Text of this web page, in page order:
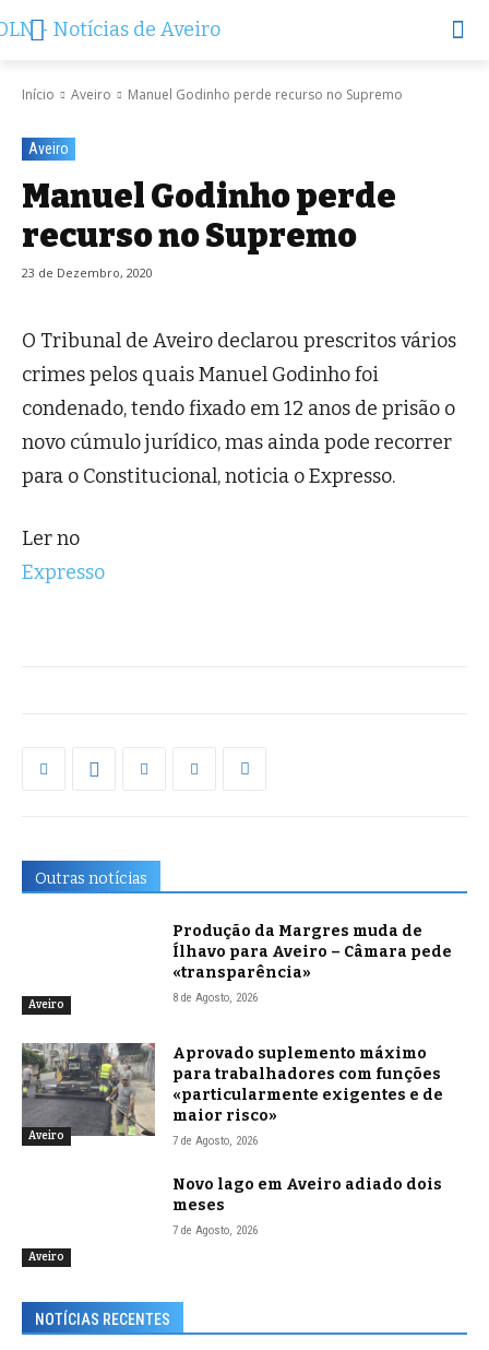
Início Aveiro Manuel Godinho perde recurso no Supremo
Aveiro
Manuel Godinho perde
recurso no Supremo
23 de Dezembro, 2020
O Tribunal de Aveiro declarou prescritos vários
crimes pelos quais Manuel Godinho foi
condenado, tendo fixado em 12 anos de prisão o
novo cúmulo jurídico, mas ainda pode recorrer
para o Constitucional, noticia o Expresso.
Ler no
Expresso
Outras notícias
Aveiro
Produção da Margres muda de
Ílhavo para Aveiro – Câmara pede
«transparência»
8 de Agosto, 2026
Aveiro
Aprovado suplemento máximo
para trabalhadores com funções
«particularmente exigentes e de
maior risco»
7 de Agosto, 2026
Aveiro
Novo lago em Aveiro adiado dois
meses
7 de Agosto, 2026
NOTÍCIAS RECENTES